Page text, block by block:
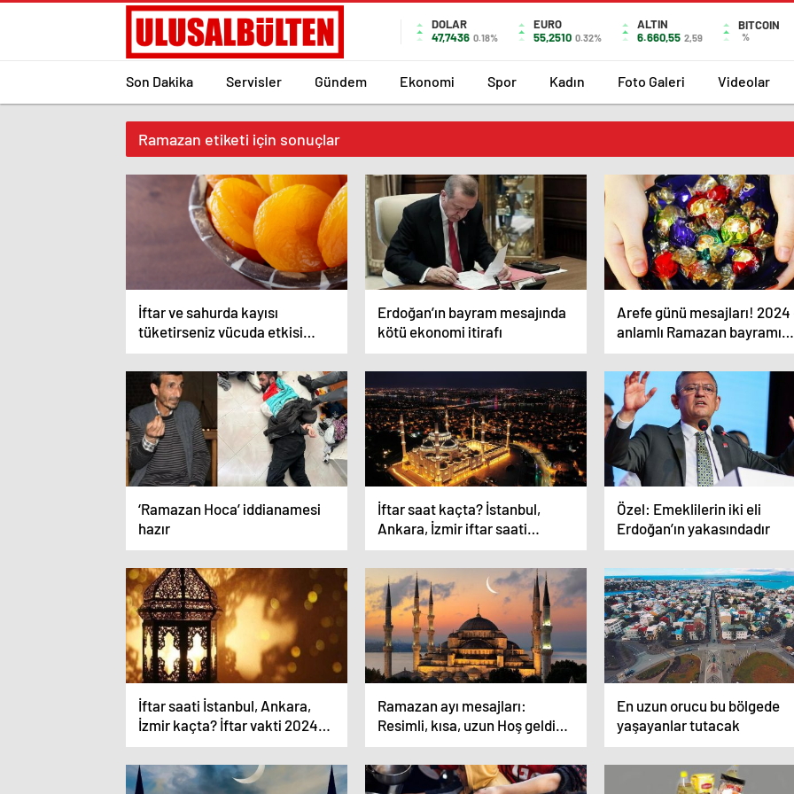
DOLAR
47,7436 0.18%
EURO
55,2510 0.32%
ALTIN
6.660,55 2,59
BITCOIN
%
Son Dakika Servisler Gündem Ekonomi Spor Kadın Foto Galeri Videolar
Ramazan etiketi için sonuçlar
İftar ve sahurda kayısı
tüketirseniz vücuda etkisi
inanılmaz
Erdoğan’ın bayram mesajında
kötü ekonomi itirafı
Arefe günü mesajları! 2024
anlamlı Ramazan bayramı
arefe günü mesajları…
‘Ramazan Hoca’ iddianamesi
hazır
İftar saat kaçta? İstanbul,
Ankara, İzmir iftar saati…
Özel: Emeklilerin iki eli
Erdoğan’ın yakasındadır
İftar saati İstanbul, Ankara,
İzmir kaçta? İftar vakti 2024
ve Ramazan imsakiyesi…
Ramazan ayı mesajları:
Resimli, kısa, uzun Hoş geldin
Ramazan mesajları ile
sevindirin
En uzun orucu bu bölgede
yaşayanlar tutacak